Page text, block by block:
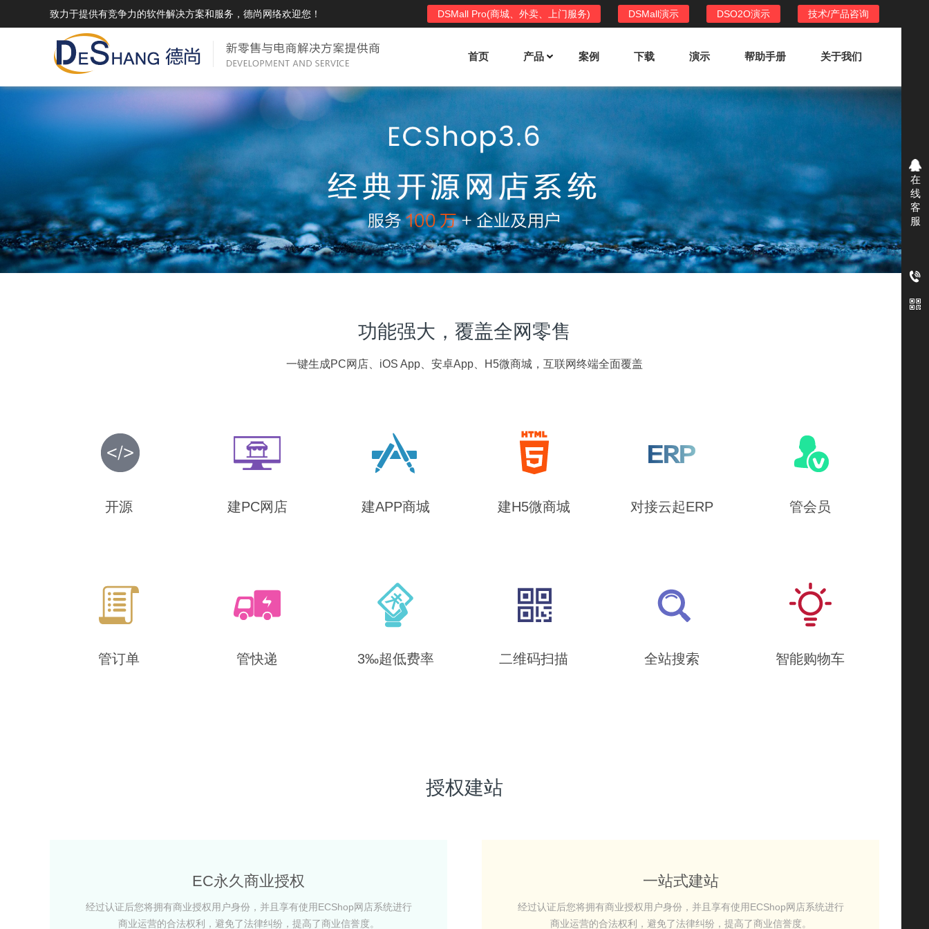
致力于提供有竞争力的软件解决方案和服务，德尚网络欢迎您！ 技术/产品咨询
DSO2O演示
DSMall演示
DSMall Pro(商城、外卖、上门服务)
首页 产品
DSMall Pro(多运营平台)
DSMall Pro支持商城购物，外卖，上门
服务，短视频等功能。
DSMall Pro使用手册
DSMall Pro授权
获得唯一授权码,避免法律纠纷，永无后
DSMall多店铺商城系统
DSMall功能列表
系统支持平台自营、分销、拼团、限时
折扣、优惠套装、微信、小程序等
DSMall使用手册
DSMall授权
获得唯一授权码,避免法律纠纷，永无后
DSShop单店铺系统
DSShop功能列表
单店铺商城系统,系统支持分销、拼团、
限时折扣、优惠套装、微信、小程序等
DSShop使用手册
DSShop授权
获得唯一授权码,避免法律纠纷，永无后
DSO2O外卖/家政系统
DSO2O功能列表
提供新零售线上化经营管理工具，基于
消费
DSO2O使用手册
DSO2O授权
案例 下载 演示 帮助手册 关于我们
功能强大，覆盖全网零售
一键生成PC网店、iOS App、安卓App、H5微商城，互联网终端全面覆盖
开源 建PC网店 建APP商城 建H5微商城 对接云起ERP 管会员
管订单 管快递 3‰超低费率 二维码扫描 全站搜索 智能购物车
授权建站
EC永久商业授权
经过认证后您将拥有商业授权用户身份，并且享有使用ECShop网店系统进行
商业运营的合法权利，避免了法律纠纷，提高了商业信誉度。
一站式建站
经过认证后您将拥有商业授权用户身份，并且享有使用ECShop网店系统进行
商业运营的合法权利，避免了法律纠纷，提高了商业信誉度。
在
线
客
服